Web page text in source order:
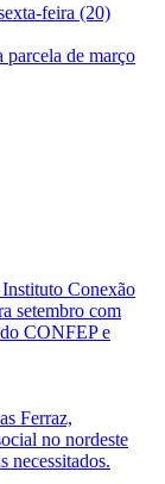
feira (20)
parcela de março
Conexão
setembro com
CONFEP e
Ferraz,
no nordeste
necessitados.